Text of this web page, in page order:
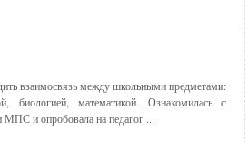
взаимосвязь между школьными предметами:
биологией, математикой. Ознакомилась с
МПС и опробовала на педагог ...